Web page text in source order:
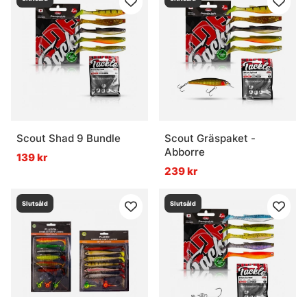
Scout Shad 9 Bundle
139 kr
Scout Gräspaket -
Abborre
239 kr
Slutsåld Slutsåld